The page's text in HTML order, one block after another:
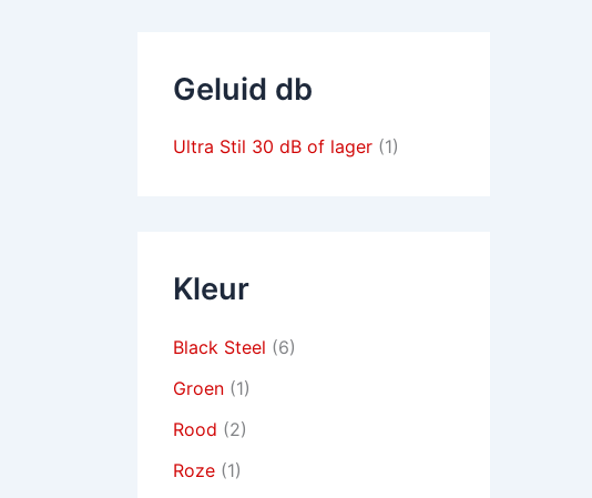
Geluid db
Ultra Stil 30 dB of lager (1)
Kleur
Black Steel (6)
Groen (1)
Rood (2)
Roze (1)